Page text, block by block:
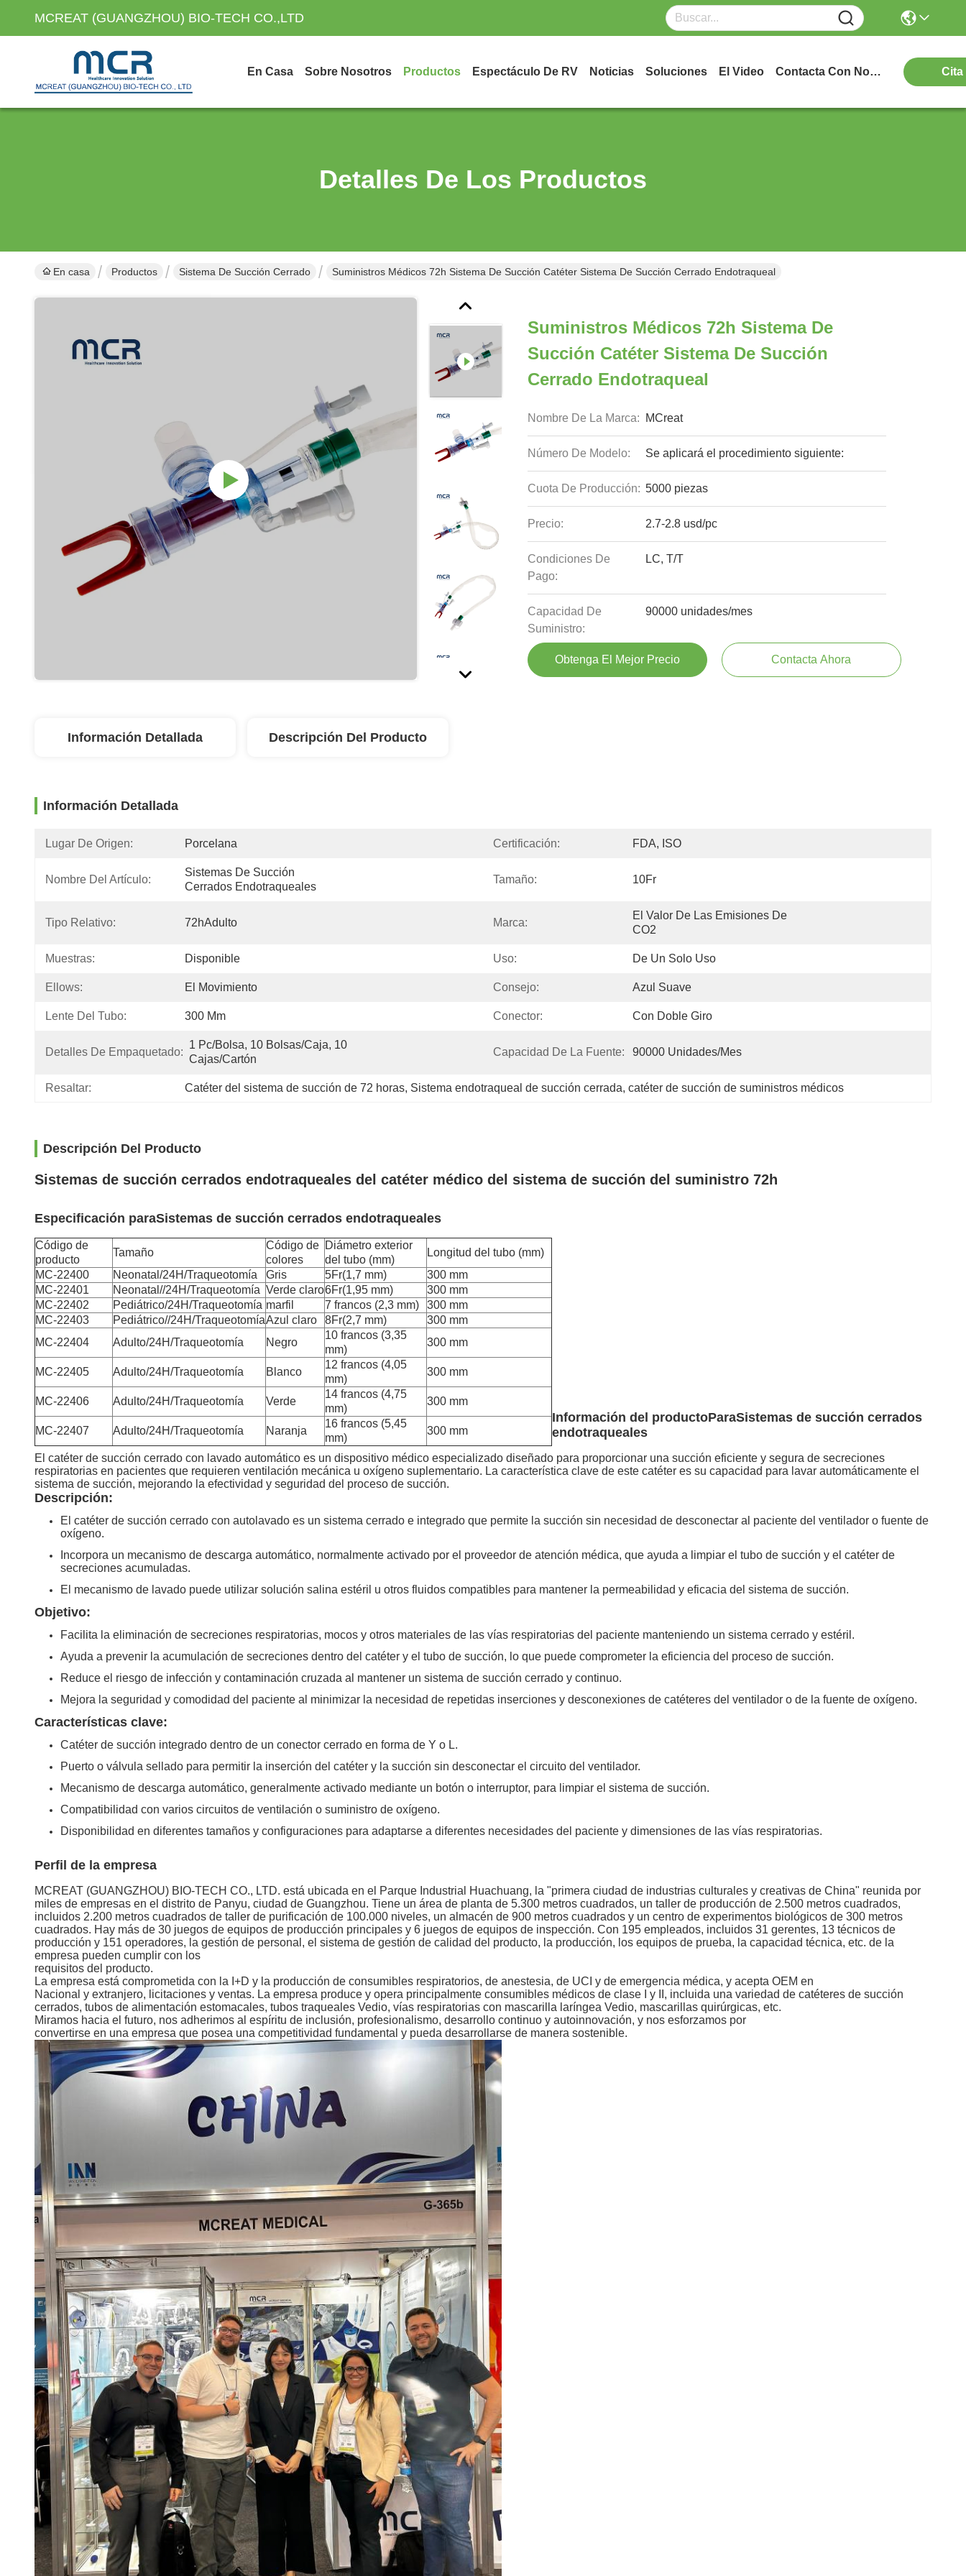
MCREAT (GUANGZHOU) BIO-TECH CO.,LTD
En Casa Sobre Nosotros Productos Espectáculo De RV Noticias Soluciones El Video Contacta Con Nosotros Cita
Detalles De Los Productos
En casa Productos Sistema De Succión Cerrado Suministros Médicos 72h Sistema De Succión Catéter Sistema De Succión Cerrado Endotraqueal
Suministros Médicos 72h Sistema De
Succión Catéter Sistema De Succión
Cerrado Endotraqueal
Nombre De La Marca: MCreat
Número De Modelo: Se aplicará el procedimiento siguiente:
Cuota De Producción: 5000 piezas
Precio: 2.7-2.8 usd/pc
Condiciones De
Pago:
LC, T/T
Capacidad De
Suministro:
90000 unidades/mes
Obtenga El Mejor Precio Contacta Ahora
Información Detallada Descripción Del Producto
Información Detallada
Lugar De Origen: Porcelana Certificación: FDA, ISO
Nombre Del Artículo:
Sistemas De Succión
Cerrados Endotraqueales
Tamaño: 10Fr
Tipo Relativo: 72hAdulto Marca:
El Valor De Las Emisiones De
CO2
Muestras: Disponible Uso: De Un Solo Uso
Ellows: El Movimiento Consejo: Azul Suave
Lente Del Tubo: 300 Mm Conector: Con Doble Giro
Detalles De Empaquetado:
1 Pc/bolsa, 10 Bolsas/caja, 10
Cajas/cartón
Capacidad De La Fuente: 90000 Unidades/mes
Resaltar: Catéter del sistema de succión de 72 horas, Sistema endotraqueal de succión cerrada, catéter de succión de suministros médicos
Descripción Del Producto
Sistemas de succión cerrados endotraqueales del catéter médico del sistema de succión del suministro 72h
Especificación paraSistemas de succión cerrados endotraqueales
Código de
producto
Tamaño
Código de
colores
Diámetro exterior
del tubo (mm)
Longitud del tubo (mm)
MC-22400
Neonatal/24H/Traqueotomía Gris 5Fr(1,7 mm)
300 mm
MC-22401
Neonatal//24H/Traqueotomía Verde claro6Fr(1,95 mm)
300 mm
MC-22402
Pediátrico/24H/Traqueotomía marfil 7 francos (2,3 mm)
300 mm
MC-22403
Pediátrico//24H/TraqueotomíaAzul claro 8Fr(2,7 mm)
300 mm
MC-22404
Adulto/24H/Traqueotomía Negro
10 francos (3,35
mm)
300 mm
MC-22405 Adulto/24H/Traqueotomía Blanco
12 francos (4,05
mm)
300 mm
MC-22406 Adulto/24H/Traqueotomía Verde
14 francos (4,75
mm)
300 mm
MC-22407 Adulto/24H/Traqueotomía Naranja
16 francos (5,45
mm)
300 mm
Información del productoParaSistemas de succión cerrados
endotraqueales
El catéter de succión cerrado con lavado automático es un dispositivo médico especializado diseñado para proporcionar una succión eficiente y segura de secreciones
respiratorias en pacientes que requieren ventilación mecánica u oxígeno suplementario. La característica clave de este catéter es su capacidad para lavar automáticamente el
sistema de succión, mejorando la efectividad y seguridad del proceso de succión.
Descripción:
El catéter de succión cerrado con autolavado es un sistema cerrado e integrado que permite la succión sin necesidad de desconectar al paciente del ventilador o fuente de
oxígeno.
Incorpora un mecanismo de descarga automático, normalmente activado por el proveedor de atención médica, que ayuda a limpiar el tubo de succión y el catéter de
secreciones acumuladas.
El mecanismo de lavado puede utilizar solución salina estéril u otros fluidos compatibles para mantener la permeabilidad y eficacia del sistema de succión.
Objetivo:
Facilita la eliminación de secreciones respiratorias, mocos y otros materiales de las vías respiratorias del paciente manteniendo un sistema cerrado y estéril.
Ayuda a prevenir la acumulación de secreciones dentro del catéter y el tubo de succión, lo que puede comprometer la eficiencia del proceso de succión.
Reduce el riesgo de infección y contaminación cruzada al mantener un sistema de succión cerrado y continuo.
Mejora la seguridad y comodidad del paciente al minimizar la necesidad de repetidas inserciones y desconexiones de catéteres del ventilador o de la fuente de oxígeno.
Características clave:
Catéter de succión integrado dentro de un conector cerrado en forma de Y o L.
Puerto o válvula sellado para permitir la inserción del catéter y la succión sin desconectar el circuito del ventilador.
Mecanismo de descarga automático, generalmente activado mediante un botón o interruptor, para limpiar el sistema de succión.
Compatibilidad con varios circuitos de ventilación o suministro de oxígeno.
Disponibilidad en diferentes tamaños y configuraciones para adaptarse a diferentes necesidades del paciente y dimensiones de las vías respiratorias.
Perfil de la empresa
MCREAT (GUANGZHOU) BIO-TECH CO., LTD. está ubicada en el Parque Industrial Huachuang, la "primera ciudad de industrias culturales y creativas de China" reunida por
miles de empresas en el distrito de Panyu, ciudad de Guangzhou. Tiene un área de planta de 5.300 metros cuadrados, un taller de producción de 2.500 metros cuadrados,
incluidos 2.200 metros cuadrados de taller de purificación de 100.000 niveles, un almacén de 900 metros cuadrados y un centro de experimentos biológicos de 300 metros
cuadrados. Hay más de 30 juegos de equipos de producción principales y 6 juegos de equipos de inspección. Con 195 empleados, incluidos 31 gerentes, 13 técnicos de
producción y 151 operadores, la gestión de personal, el sistema de gestión de calidad del producto, la producción, los equipos de prueba, la capacidad técnica, etc. de la
empresa pueden cumplir con los
requisitos del producto.
La empresa está comprometida con la I+D y la producción de consumibles respiratorios, de anestesia, de UCI y de emergencia médica, y acepta OEM en
Nacional y extranjero, licitaciones y ventas. La empresa produce y opera principalmente consumibles médicos de clase I y II, incluida una variedad de catéteres de succión
cerrados, tubos de alimentación estomacales, tubos traqueales Vedio, vías respiratorias con mascarilla laríngea Vedio, mascarillas quirúrgicas, etc.
Miramos hacia el futuro, nos adherimos al espíritu de inclusión, profesionalismo, desarrollo continuo y autoinnovación, y nos esforzamos por
convertirse en una empresa que posea una competitividad fundamental y pueda desarrollarse de manera sostenible.